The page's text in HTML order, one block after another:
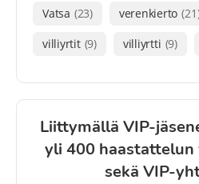
Vatsa (23) verenkierto
villiyrtit (9) villiyrtti (9)
Liittymällä VIP-
yli 400
sekä VIP-